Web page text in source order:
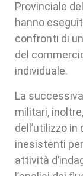
Provinciale
hanno
confronti di
del
individuale.
La
militari,
dell’utilizzo
inesistenti
attività